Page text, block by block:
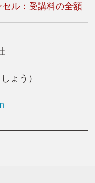
ル：受講料の全額
ょう）